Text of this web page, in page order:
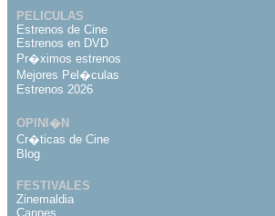
PELICULAS
Estrenos de Cine
Estrenos en DVD
Pr�ximos estrenos
Mejores Pel�culas
Estrenos 2026
OPINI�N
Cr�ticas de Cine
Blog
FESTIVALES
Zinemaldia
Cannes